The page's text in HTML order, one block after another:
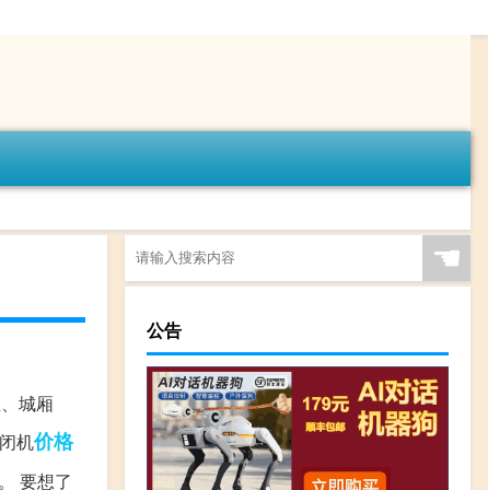
城厢
机价格
要想了
☚
公告